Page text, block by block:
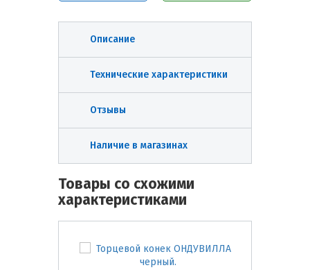
Описание
Технические характеристики
Отзывы
Наличие в магазинах
Товары со схожими
характеристиками